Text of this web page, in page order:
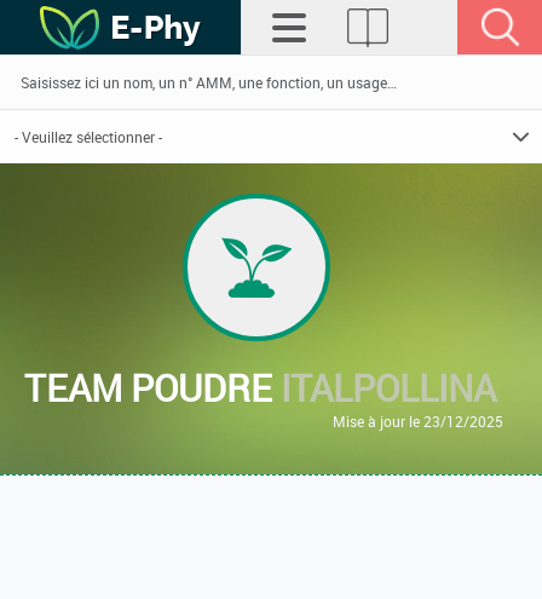
TEAM POUDRE ITALPOLLINA
Mise à jour le 23/12/2025